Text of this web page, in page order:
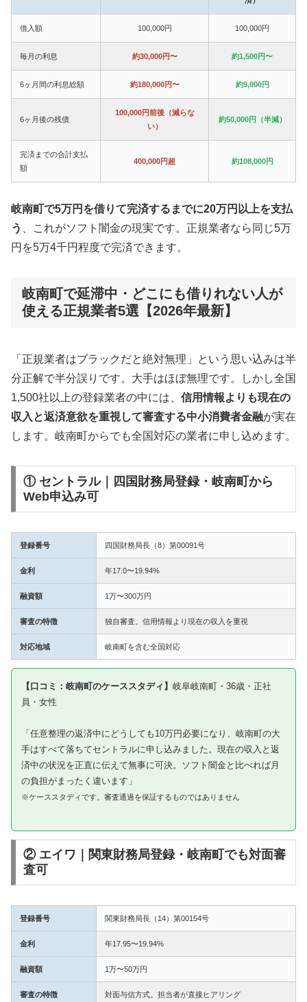
借入額 100,000円 100,000円
毎月の利息 約30,000円〜 約1,500円〜
6ヶ月間の利息総額 約180,000円〜 約9,000円
6ヶ月後の残債
100,000円前後（減らな
い）
約50,000円（半減）
完済までの合計支払
額
400,000円超 約108,000円
岐南町で5万円を借りて完済するまでに20万円以上を支払
う
、これがソフト闇金の現実です。正規業者なら同じ5万
円を5万4千円程度で完済できます。
岐南町で延滞中・どこにも借りれない人が
使える正規業者5選【2026年最新】
「正規業者はブラックだと絶対無理」という思い込みは半
分正解で半分誤りです。大手はほぼ無理です。しかし全国
1,500社以上の登録業者の中には、 信用情報よりも現在の
収入と返済意欲を重視して審査する中小消費者金融が実在
します。岐南町からでも全国対応の業者に申し込めます。
① セントラル｜四国財務局登録・岐南町から
Web申込み可
登録番号 四国財務局長（8）第00091号
金利 年17.0〜19.94%
融資額 1万〜300万円
審査の特徴 独自審査。信用情報より現在の収入を重視
対応地域 岐南町を含む全国対応
【口コミ：岐南町のケーススタディ】 岐阜岐南町・36歳・正社
員・女性
「任意整理の返済中にどうしても10万円必要になり、岐南町の大
手はすべて落ちてセントラルに申し込みました。現在の収入と返
済中の状況を正直に伝えて無事に可決。ソフト闇金と比べれば月
の負担がまったく違います」
※ケーススタディです。審査通過を保証するものではありません
② エイワ｜関東財務局登録・岐南町でも対面審
査可
登録番号 関東財務局長（14）第00154号
金利 年17.95〜19.94%
融資額 1万〜50万円
審査の特徴 対面与信方式。担当者が直接ヒアリング